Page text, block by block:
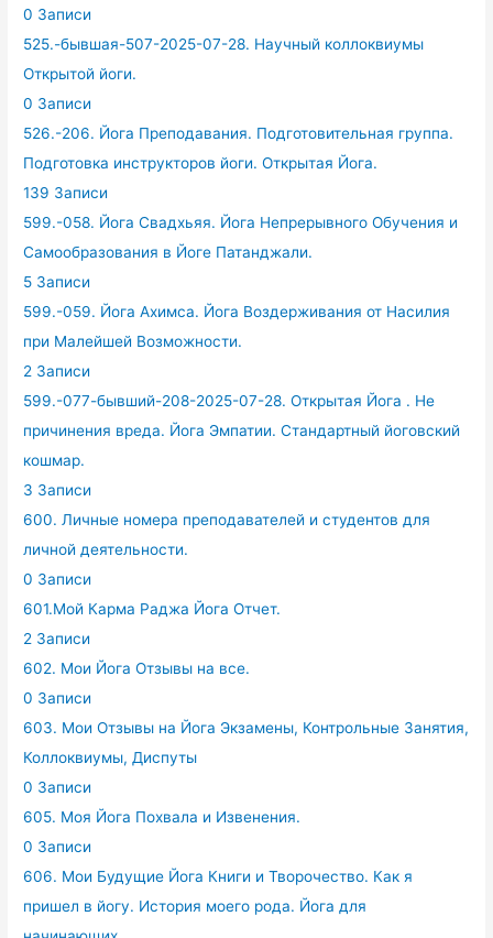
0 Записи
525.-бывшая-507-2025-07-28. Научный коллоквиумы
Открытой йоги.
0 Записи
526.-206. Йога Преподавания. Подготовительная группа.
Подготовка инструкторов йоги. Открытая Йога.
139 Записи
599.-058. Йога Свадхьяя. Йога Непрерывного Обучения и
Самообразования в Йоге Патанджали.
5 Записи
599.-059. Йога Ахимса. Йога Воздерживания от Насилия
при Малейшей Возможности.
2 Записи
599.-077-бывший-208-2025-07-28. Открытая Йога . Не
причинения вреда. Йога Эмпатии. Стандартный йоговский
кошмар.
3 Записи
600. Личные номера преподавателей и студентов для
личной деятельности.
0 Записи
601.Мой Карма Раджа Йога Отчет.
2 Записи
602. Мои Йога Отзывы на все.
0 Записи
603. Мои Отзывы на Йога Экзамены, Контрольные Занятия,
Коллоквиумы, Диспуты
0 Записи
605. Моя Йога Похвала и Извенения.
0 Записи
606. Мои Будущие Йога Книги и Творочество. Как я
пришел в йогу. История моего рода. Йога для